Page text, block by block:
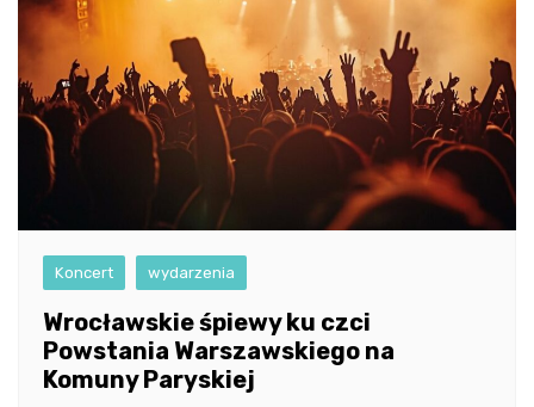
Koncert wydarzenia
Wrocławskie śpiewy ku czci
Powstania Warszawskiego na
Komuny Paryskiej